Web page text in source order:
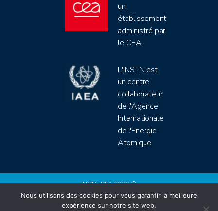
un
établissement
administré par
le CEA
L'INSTN est
un centre
collaborateur
de l'Agence
Internationale
de l'Energie
Atomique
INSTN CEA 2020 ©
Politique de protection de données (rgpd)
Nous utilisons des cookies pour vous garantir la meilleure
expérience sur notre site web.